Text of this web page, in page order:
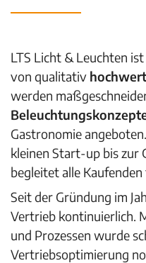
LTS Licht & Leuchten
von qualitativ
werden
Gastronomie
kleinen Start-up bis zur
begleitet alle
Seit der Gründung im
Vertrieb kontinuierlich.
und Prozessen wurde
Vertriebsoptimierung